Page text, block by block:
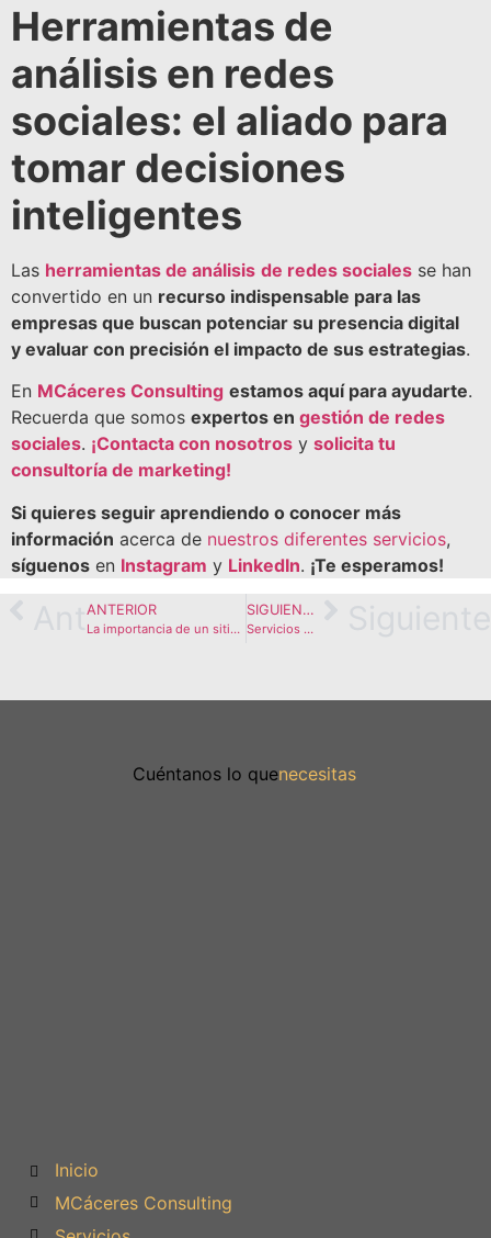
Herramientas de
análisis en redes
sociales: el aliado para
tomar decisiones
inteligentes
Las herramientas de análisis de redes sociales se han
convertido en un recurso indispensable para las
empresas que buscan potenciar su presencia digital
y evaluar con precisión el impacto de sus estrategias.
En MCáceres Consulting estamos aquí para ayudarte.
Recuerda que somos expertos en gestión de redes
sociales. ¡Contacta con nosotros y solicita tu
consultoría de marketing!
Si quieres seguir aprendiendo o conocer más
información acerca de nuestros diferentes servicios,
síguenos en Instagram y LinkedIn. ¡Te esperamos!
ANTERIOR
La importancia de un sitio web optimizado en marketing digital
SIGUIENTE
Servicios de tecnología blockchain: Cómo potenciar tu marca
Cuéntanos lo quenecesitas
Inicio
MCáceres Consulting